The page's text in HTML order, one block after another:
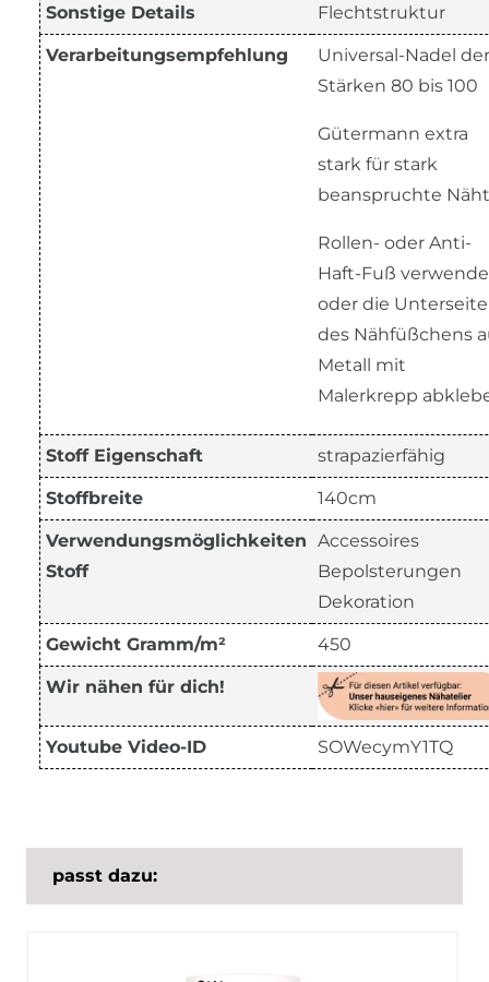
Sonstige Details Flechtstruktur
Verarbeitungsempfehlung
Universal-Nadel der
Stärken 80 bis 100
Gütermann extra
stark für stark
beanspruchte
Rollen- oder Anti-
Haft-Fuß
oder die Unterseite
des Nähfüßchens
Metall mit
Malerkrepp
Stoff Eigenschaft strapazierfähig
Stoffbreite 140cm
Verwendungsmöglichkeiten
Stoff
Accessoires
Bepolsterungen
Dekoration
Gewicht Gramm/m² 450
Wir nähen für dich!
Youtube Video-ID SOWecymY1TQ
passt dazu: